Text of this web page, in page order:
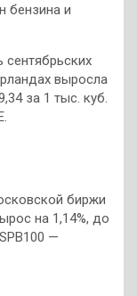
бензина и
выросла
за 1 тыс. куб.
биржи
на 1,14%, до
—